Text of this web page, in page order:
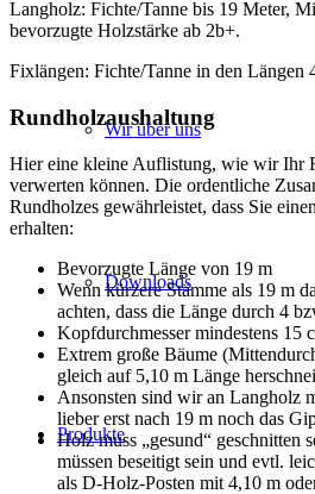
Wir über uns
Downloads
Produkte
Langholz: Fichte/Tanne bis 19 Meter,
bevorzugte Holzstärke ab 2b+.
Fixlängen: Fichte/Tanne in den Längen
Rundholzaushaltung
Hier eine kleine Auflistung, wie wir Ihr
verwerten können. Die ordentliche
Rundholzes gewährleistet, dass Sie
erhalten:
Bevorzugte Länge von 19 m
Wenn kürzere Stämme als 19 m
achten, dass die Länge durch 4
Kopfdurchmesser mindestens 15
Extrem große Bäume
gleich auf 5,10 m Länge
Ansonsten sind wir an Langholz
lieber erst nach 19 m noch das
Holz muss „gesund“ geschnitten
müssen beseitigt sein und evtl.
als D-Holz-Posten mit 4,10 m